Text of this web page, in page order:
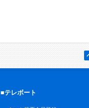
■テレボート